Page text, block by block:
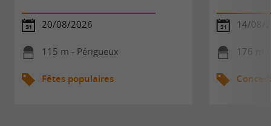
20/08/2026
115 m - Périgueux
Fêtes populaires
14/08/
176 m